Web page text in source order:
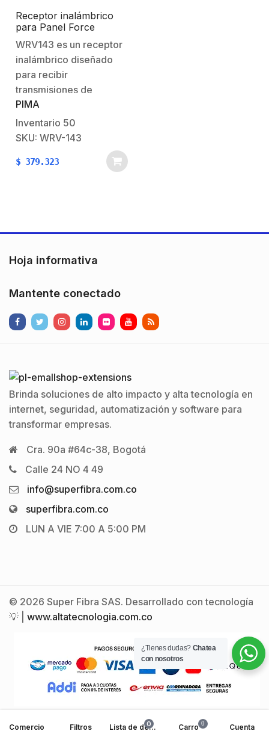
Receptor inalámbrico
para Panel Force
compatible con
sensores PIMA-Visonic
WRV143 es un receptor
inalámbrico diseñado
para recibir
transmisiones de
detectores y otros
periféricos del sistema
de seguridad FORCE, y
control sobre el
bajo voltajeDetección
de atascosPermite la
periféricosFrecuencias:WRV143:
434 MHzUna…
PIMA
Inventario 50
SKU: WRV-143
$ 379.323
Hoja informativa
Mantente conectado
Brinda soluciones de alto impacto y alta tecnología en
internet, seguridad, automatización y software para
transformar empresas.
Cra. 90a #64c-38, Bogotá
Calle 24 NO 4 49
info@superfibra.com.co
superfibra.com.co
LUN A VIE 7:00 A 5:00 PM
© 2026 Super Fibra SAS. Desarrollado con tecnología
💡 | www.altatecnologia.com.co
Comercio Filtros 0Lista de deseos 0
Carro Cuenta
¿Tienes dudas? Chatea
con nosotros